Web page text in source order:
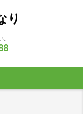
り
。